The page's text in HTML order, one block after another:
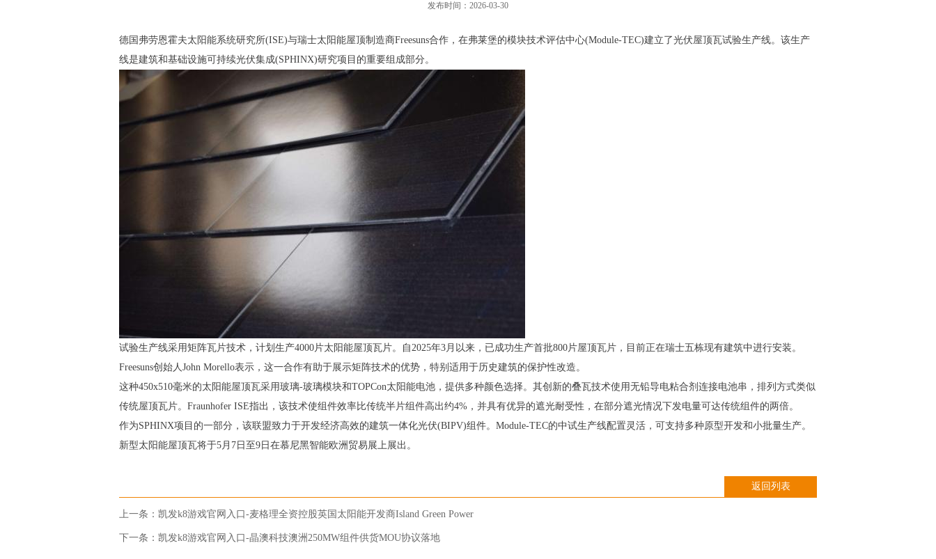
发布时间：2026-03-30
德国弗劳恩霍夫太阳能系统研究所(ISE)与瑞士太阳能屋顶制造商Freesuns合作，在弗莱堡的模块技术评估中心(Module-TEC)建立了光伏屋顶瓦试验生产线。该生产
线是建筑和基础设施可持续光伏集成(SPHINX)研究项目的重要组成部分。
试验生产线采用矩阵瓦片技术，计划生产4000片太阳能屋顶瓦片。自2025年3月以来，已成功生产首批800片屋顶瓦片，目前正在瑞士五栋现有建筑中进行安装。
Freesuns创始人John Morello表示，这一合作有助于展示矩阵技术的优势，特别适用于历史建筑的保护性改造。
这种450x510毫米的太阳能屋顶瓦采用玻璃-玻璃模块和TOPCon太阳能电池，提供多种颜色选择。其创新的叠瓦技术使用无铅导电粘合剂连接电池串，排列方式类似
传统屋顶瓦片。Fraunhofer ISE指出，该技术使组件效率比传统半片组件高出约4%，并具有优异的遮光耐受性，在部分遮光情况下发电量可达传统组件的两倍。
作为SPHINX项目的一部分，该联盟致力于开发经济高效的建筑一体化光伏(BIPV)组件。Module-TEC的中试生产线配置灵活，可支持多种原型开发和小批量生产。
新型太阳能屋顶瓦将于5月7日至9日在慕尼黑智能欧洲贸易展上展出。
返回列表
上一条： 凯发k8游戏官网入口-麦格理全资控股英国太阳能开发商Island Green Power
下一条： 凯发k8游戏官网入口-晶澳科技澳洲250MW组件供货MOU协议落地